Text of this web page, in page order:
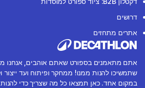
דרושים
אתרים מתחזים
אתם מתאמנים בספורט שאתם אוהבים, אנחנו
שתמשיכו להנות ממנו! ממחקר ופיתוח ועד ייצור
במקום אחד. כאן תמצאו כל מה שצריך כדי להנות